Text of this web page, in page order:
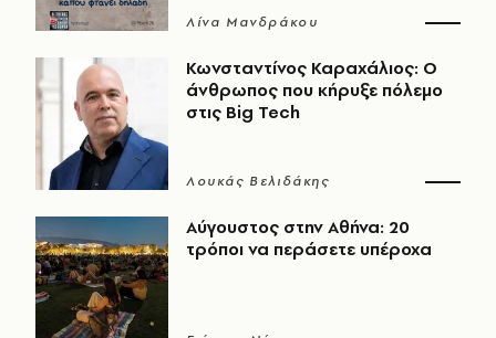
Λίνα Μανδράκου
Κωνσταντίνος Καραχάλιος: Ο
άνθρωπος που κήρυξε πόλεμο
στις Big Tech
Λουκάς Βελιδάκης
Αύγουστος στην Αθήνα: 20
τρόποι να περάσετε υπέροχα